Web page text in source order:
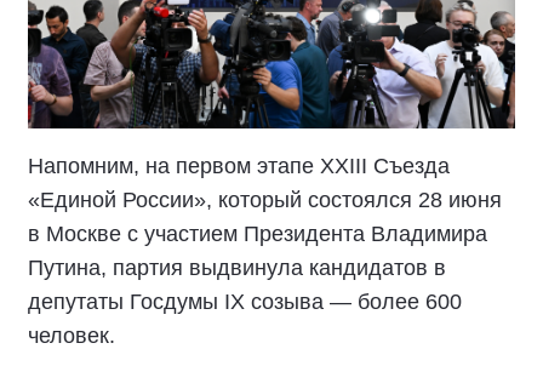
Напомним, на первом этапе XXIII Съезда
«Единой России», который состоялся 28 июня
в Москве с участием Президента Владимира
Путина, партия выдвинула кандидатов в
депутаты Госдумы IX созыва — более 600
человек.